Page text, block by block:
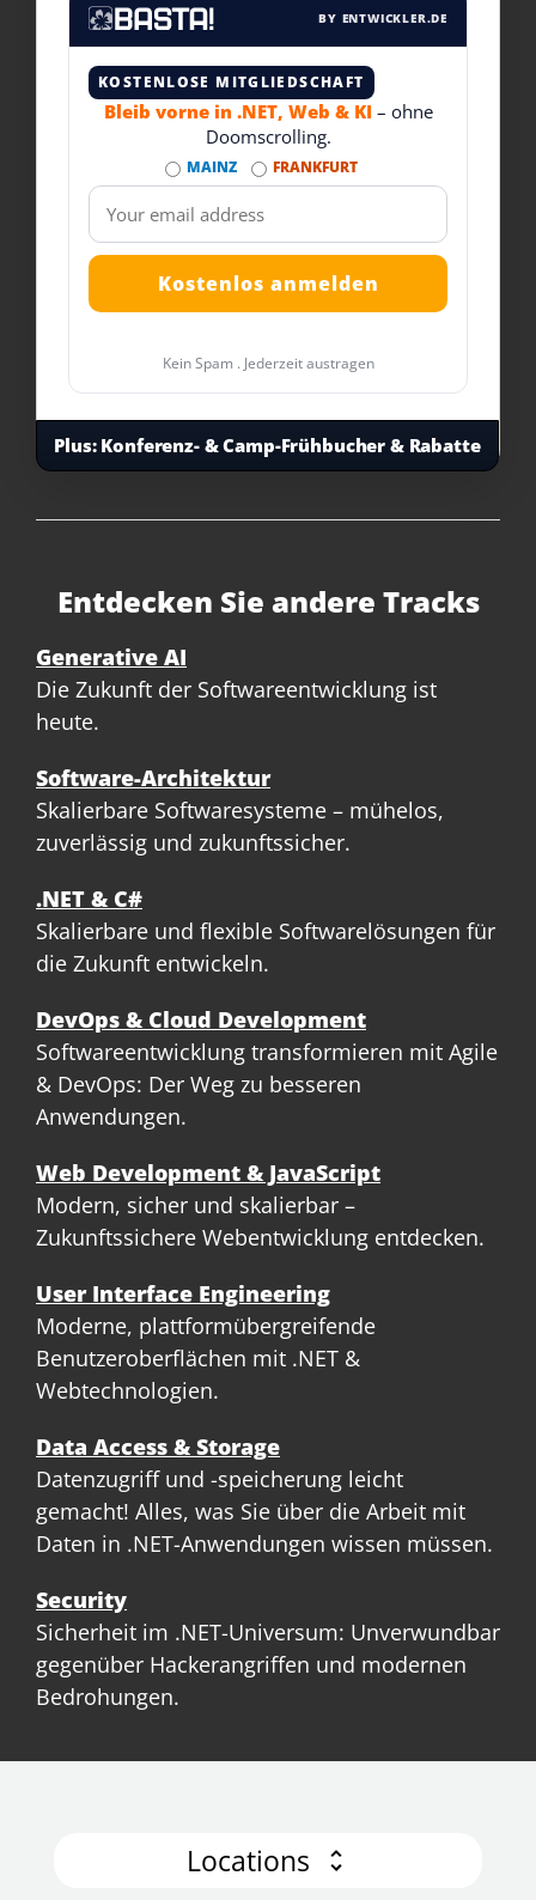
BY ENTWICKLER.DE
KOSTENLOSE MITGLIEDSCHAFT
Bleib vorne in .NET, Web & KI – ohne
Doomscrolling.
MAINZ FRANKFURT
Kein Spam . Jederzeit austragen
Plus:Konferenz- & Camp-Frühbucher & Rabatte
Entdecken Sie andere Tracks
Generative AI
Die Zukunft der Softwareentwicklung ist
heute.
Software-Architektur
Skalierbare Softwaresysteme – mühelos,
zuverlässig und zukunftssicher.
.NET & C#
Skalierbare und flexible Softwarelösungen für
die Zukunft entwickeln.
DevOps & Cloud Development
Softwareentwicklung transformieren mit Agile
& DevOps: Der Weg zu besseren
Anwendungen.
Web Development & JavaScript
Modern, sicher und skalierbar –
Zukunftssichere Webentwicklung entdecken.
User Interface Engineering
Moderne, plattformübergreifende
Benutzeroberflächen mit .NET &
Webtechnologien.
Data Access & Storage
Datenzugriff und -speicherung leicht
gemacht! Alles, was Sie über die Arbeit mit
Daten in .NET-Anwendungen wissen müssen.
Security
Sicherheit im .NET-Universum: Unverwundbar
gegenüber Hackerangriffen und modernen
Bedrohungen.
Locations